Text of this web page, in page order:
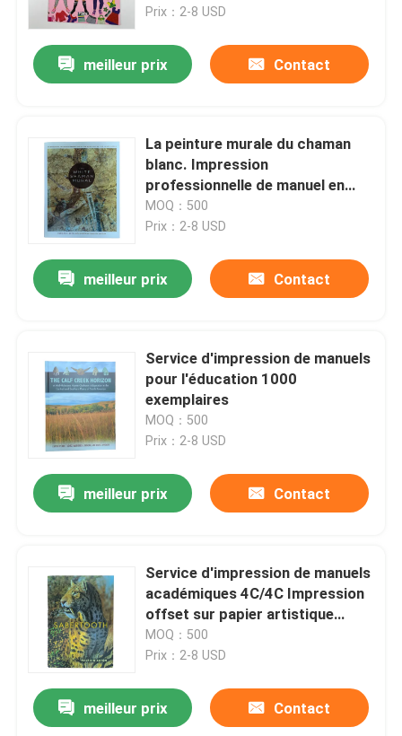
Prix：2-8 USD
meilleur prix Contact
La peinture murale du chaman
blanc. Impression
professionnelle de manuel en
couverture rigide avec boîtier
PLC et pages de papier art
MOQ：500
Prix：2-8 USD
meilleur prix Contact
Service d'impression de manuels
pour l'éducation 1000
exemplaires
MOQ：500
Prix：2-8 USD
meilleur prix Contact
Service d'impression de manuels
académiques 4C/4C Impression
offset sur papier artistique
brillant avec couverture laminée
mate
MOQ：500
Prix：2-8 USD
meilleur prix Contact